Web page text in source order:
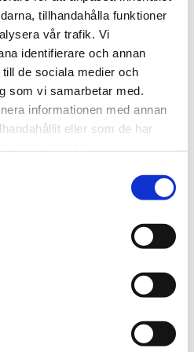
tillhandahålla funktioner
vår trafik. Vi
identifierare och annan
de sociala medier och
som vi samarbetar med.
informationen med annan
eller som de har
för Fortnox